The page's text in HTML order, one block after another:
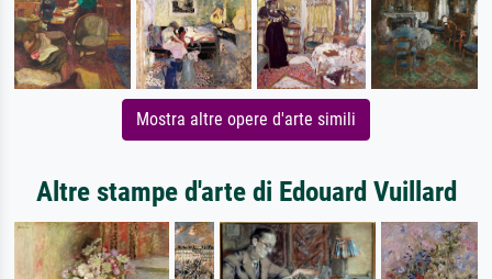
Mostra altre opere d'arte simili
Altre stampe d'arte di Edouard Vuillard